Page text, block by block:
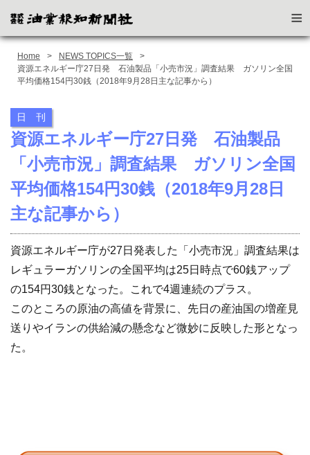
≡
Home
NEWS TOPICS一覧
資源エネルギー庁27日発 石油製品「小売市況」調査結果 ガソリン全国
平均価格154円30銭（2018年9月28日主な記事から）
日 刊
資源エネルギー庁27日発 石油製品
「小売市況」調査結果 ガソリン全国
平均価格154円30銭（2018年9月28日
主な記事から）
資源エネルギー庁が27日発表した「小売市況」調査結果は
レギュラーガソリンの全国平均は25日時点で60銭アップ
の154円30銭となった。これで4週連続のプラス。
このところの原油の高値を背景に、先日の産油国の増産見
送りやイランの供給減の懸念など微妙に反映した形となっ
た。